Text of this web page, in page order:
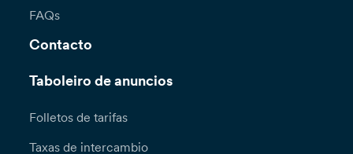
FAQs
Contacto
Taboleiro de anuncios
Folletos de tarifas
Taxas de intercambio